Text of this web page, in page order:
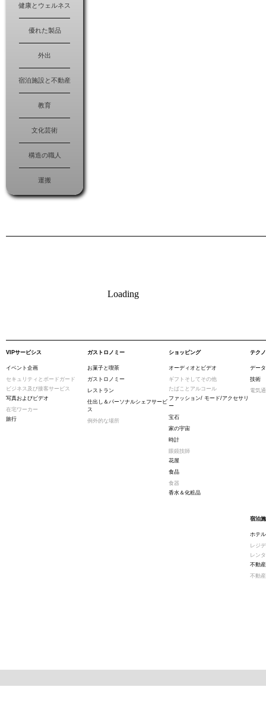
健康とウェルネス
優れた製品
外出
宿泊施設と不動産
教育
文化芸術
構造の職人
運搬
Loading
VIPサービシス
イベント企画
セキュリティとボードガード
ビジネス及び接客サービス
写真およびビデオ
在宅ワーカー
旅行
ガストロノミー
お菓子と喫茶
ガストロノミー
レストラン
仕出し＆パーソナルシェフサービ
ス
例外的な場所
ショッピング
オーディオとビデオ
ギフトそしてその他
たばことアルコール
ファッション/ モード/アクセサリ
ー
宝石
家の宇宙
時計
眼鏡技師
花屋
食品
食器
香水＆化粧品
テク
デー
技術
電気
宿泊
ホテル
レジ
レン
不動
不動